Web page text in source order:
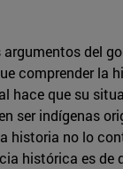
argumentos del
comprender la
hace que su
ser indígenas
historia no lo
histórica es de